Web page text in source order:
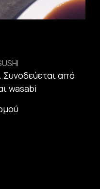
Συνοδεύεται από
wasabi